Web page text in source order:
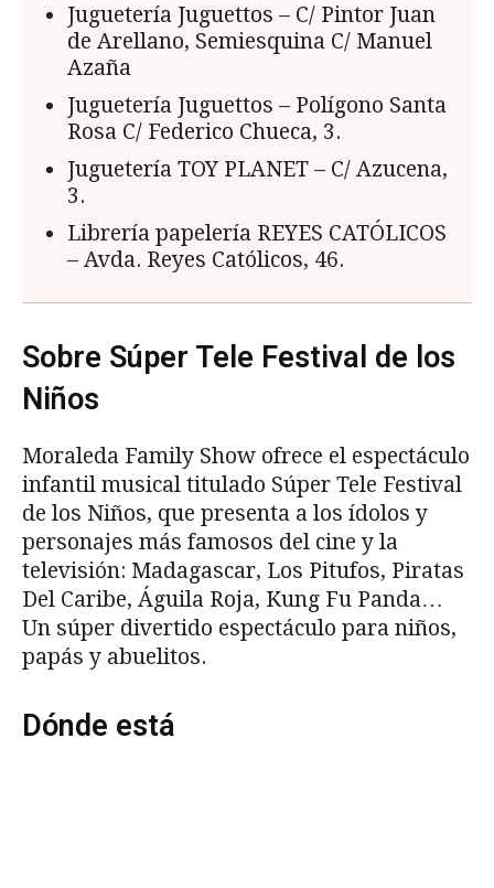
Juguetería Juguettos – C/ Pintor Juan
de Arellano, Semiesquina C/ Manuel
Azaña
Juguetería Juguettos – Polígono Santa
Rosa C/ Federico Chueca, 3.
Juguetería TOY PLANET – C/ Azucena,
3.
Librería papelería REYES CATÓLICOS
– Avda. Reyes Católicos, 46.
Sobre Súper Tele Festival de los
Niños
Moraleda Family Show ofrece el espectáculo
infantil musical titulado Súper Tele Festival
de los Niños, que presenta a los ídolos y
personajes más famosos del cine y la
televisión: Madagascar, Los Pitufos, Piratas
Del Caribe, Águila Roja, Kung Fu Panda…
Un súper divertido espectáculo para niños,
papás y abuelitos.
Dónde está